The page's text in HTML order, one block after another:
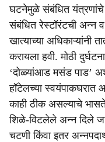
घटनेमुळे संबंधित
संबंधित रेस्टॉरंटची
खात्याच्या अधिकाऱ्यांनी
करायला हवी. मोठी
‘दोळ्यांआड मसंड पाड’
हॉटेलच्या स्वयंपाकघरात
काही ठीक असल्याचे
शिळे-विटलेले अन्न दिले
चटणी किंवा इतर